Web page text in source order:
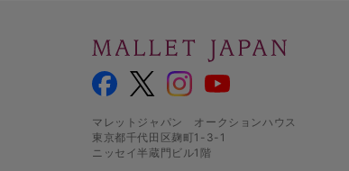
マレットジャパン オークションハウス
東京都千代田区麹町1-3-1
ニッセイ半蔵門ビル1階